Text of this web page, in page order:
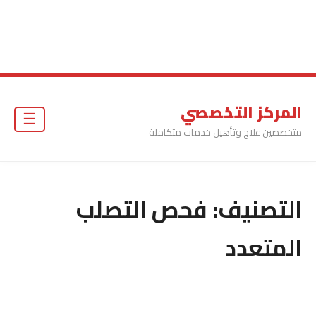
المركز التخصصي
متخصصين علاج وتأهيل خدمات متكاملة
التصنيف:فحص التصلب
المتعدد